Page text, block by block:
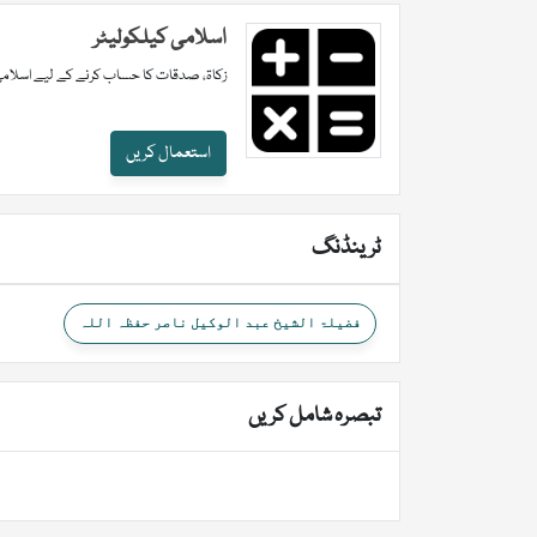
اسلامی کیلکولیٹر
زکاۃ، صدقات کا حساب کرنے کے لیے
استعمال کریں
ٹرینڈنگ
فضیلۃ الشیخ عبد الوکیل ناصر حفظہ اللہ
تبصرہ شامل کریں